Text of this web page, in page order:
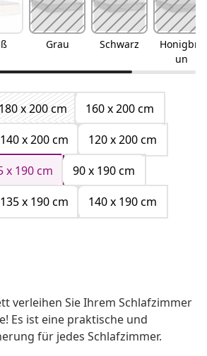
Grau Schwarz
Honigbra
un
180 x 200 cm
160 x 200 cm
140 x 200 cm
120 x 200 cm
x 190 cm
90 x 190 cm
135 x 190 cm 140 x 190 cm
verleihen Sie Ihrem Schlafzimmer
Es ist eine praktische und
für jedes Schlafzimmer.